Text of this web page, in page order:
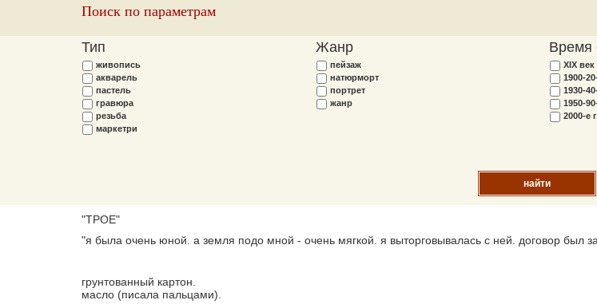
Поиск по параметрам
Тип
живопись
акварель
пастель
гравюра
резьба
маркетри
Жанр
пейзаж
натюрморт
портрет
жанр
Время
XIX век
1900-
1930-
1950-
2000-е
найти
"ТРОЕ"
"я была очень юной. а земля подо мной - очень мягкой. я выторговывалась с ней. договор был
грунтованный картон.
масло (писала пальцами).